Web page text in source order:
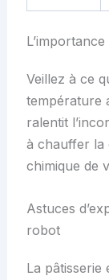
Veillez à ce
température
ralentit
à chauffer la
chimique de
Astuces
robot
La pâtisserie